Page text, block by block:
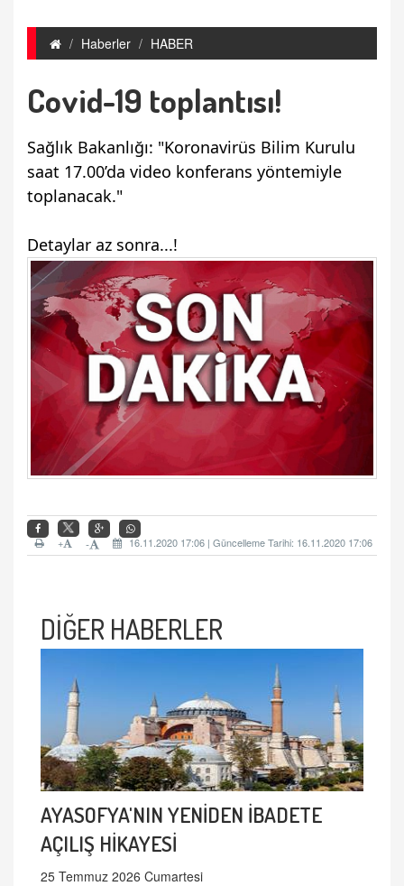
Haberler HABER
Covid-19 toplantısı!
Sağlık Bakanlığı: "Koronavirüs Bilim Kurulu
saat 17.00’da video konferans yöntemiyle
toplanacak."
Detaylar az sonra...!
16.11.2020 17:06 | Güncelleme Tarihi: 16.11.2020 17:06
-
+
DİĞER HABERLER
AYASOFYA'NIN YENİDEN İBADETE
AÇILIŞ HİKAYESİ
25 Temmuz 2026 Cumartesi